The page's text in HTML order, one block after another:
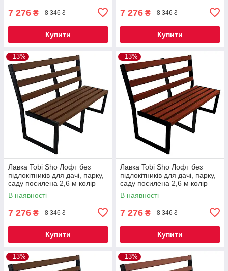
7 276 ₴ 8 346 ₴
Купити
7 276 ₴ 8 346 ₴
Купити
–13%
Лавка Tobi Sho Лофт без
підлокітників для дачі, парку,
саду посилена 2,6 м колір
горіх
В наявності
7 276 ₴ 8 346 ₴
Купити
–13%
Лавка Tobi Sho Лофт без
підлокітників для дачі, парку,
саду посилена 2,6 м колір
махагоній
В наявності
7 276 ₴ 8 346 ₴
Купити
–13% –13%